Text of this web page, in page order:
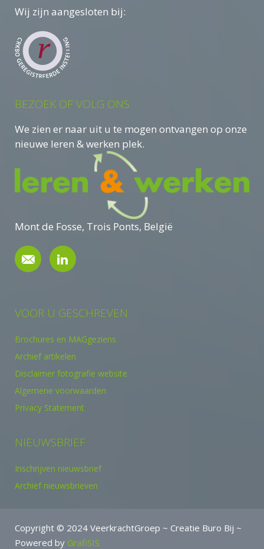
Wij zijn aangesloten bij:
BEZOEK OF VOLG ONS
We zien er naar uit u te mogen ontvangen op onze
nieuwe leren & werken plek.
Mont de Fosse, Trois Ponts, België
VOOR U GESCHREVEN
Brochures en MAGgeziens
Archief artikelen
Disclaimer fotografie website
Algemene voorwaarden
Privacy Statement
NIEUWSBRIEF
Inschrijven nieuwsbrief
Archief nieuwsbrieven
Copyright © 2024 VeerkrachtGroep ~ Creatie Buro Bij ~
Powered by GrafiSIS